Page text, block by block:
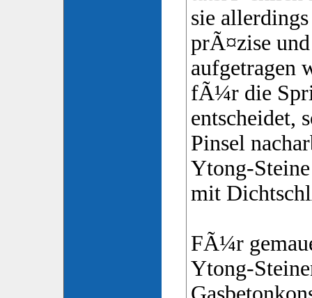
sie
prÃ¤zise
aufgetragen
fÃ¼r die
entscheidet,
Pinsel
Ytong-
mit
FÃ¼r
Ytong-